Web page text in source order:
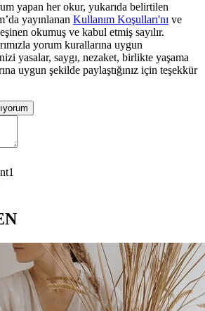
yapan her okur, yukarıda belirtilen
yayınlanan Kullanım Koşulları'nı ve
okumuş ve kabul etmiş sayılır.
yorum kurallarına uygun
yasalar, saygı, nezaket, birlikte yaşama
uygun şekilde paylaştığınız için teşekkür